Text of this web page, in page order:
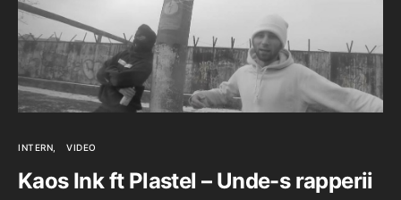
INTERN VIDEO
Kaos Ink ft Plastel – Unde-s rapperii